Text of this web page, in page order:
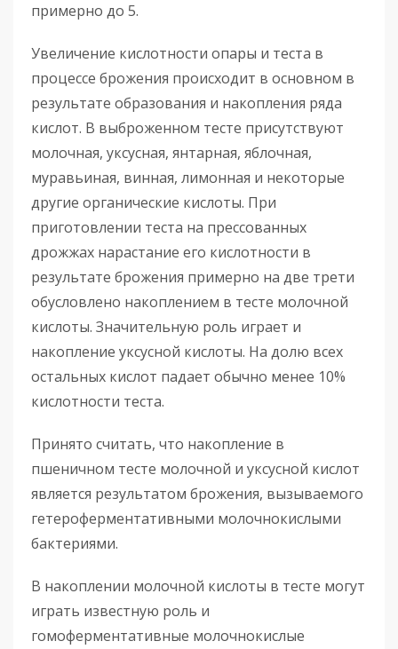
примерно до 5.
Увеличение кислотности опары и теста в
процессе брожения происходит в основном в
результате образования и накопления ряда
кислот. В выброженном тесте присутствуют
молочная, уксусная, янтарная, яблочная,
муравьиная, винная, лимонная и некоторые
другие органические кислоты. При
приготовлении теста на прессованных
дрожжах нарастание его кислотности в
результате брожения примерно на две трети
обусловлено накоплением в тесте молочной
кислоты. Значительную роль играет и
накопление уксусной кислоты. На долю всех
остальных кислот падает обычно менее 10%
кислотности теста.
Принято считать, что накопление в
пшеничном тесте молочной и уксусной кислот
является результатом брожения, вызываемого
гетероферментативными молочнокислыми
бактериями.
В накоплении молочной кислоты в тесте могут
играть известную роль и
гомоферментативные молочнокислые